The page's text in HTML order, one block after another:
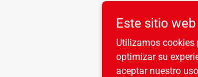
Este sitio
Utilizamos
optimizar su
aceptar nuestro